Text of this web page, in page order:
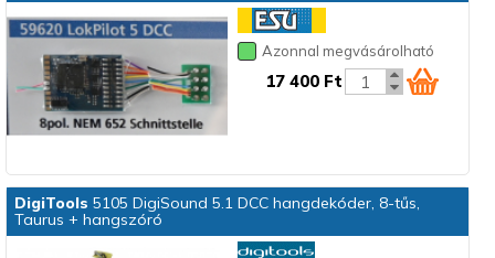
Azonnal megvásárolható
17 400 Ft
DigiTools 5105 DigiSound 5.1 DCC hangdekóder, 8-tűs,
Taurus + hangszóró